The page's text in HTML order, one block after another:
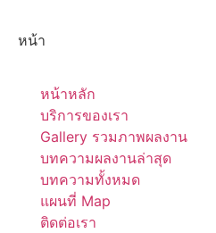
หน้า
หน้าหลัก
บริการของเรา
Gallery รวมภาพผลงาน
บทความผลงานล่าสุด
บทความทั้งหมด
แผนที่ Map
ติดต่อเรา